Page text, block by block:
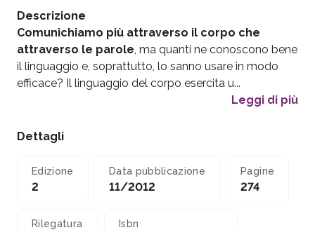
Descrizione
Comunichiamo più attraverso il corpo che
attraverso le parole, ma quanti ne conoscono bene
il linguaggio e, soprattutto, lo sanno usare in modo
efficace? Il linguaggio del corpo esercita u...
Leggi di più
Dettagli
Edizione
2
Data pubblicazione
11/2012
Pagine
274
Rilegatura Isbn